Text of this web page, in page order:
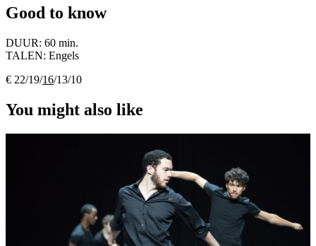
Good to know
DUUR: 60 min.
TALEN: Engels
€ 22/19/16/13/10
You might also like